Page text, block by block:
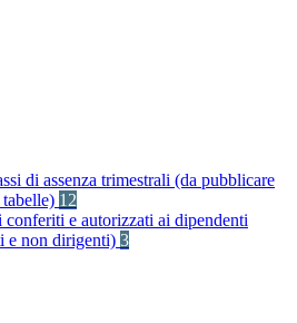
di assenza trimestrali (da pubblicare
12
conferiti e autorizzati ai dipendenti
e non dirigenti) 3